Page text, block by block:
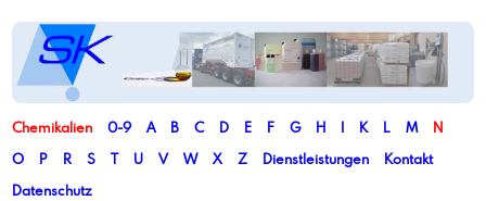
Chemikalien 0-9 A B C D E F G H I K L M
N
O
P R S T U V W X Z Dienstleistungen
Kontakt
Datenschutz